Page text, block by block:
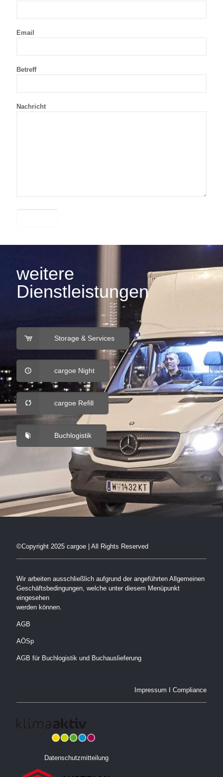
Email
Betreff
Nachricht
weitere
Dienstleistungen
Storage & Services
cargoe Night
cargoe Refill
Buchlogistik
©Copyright 2025 cargoe | All Rights Reserved
Wir arbeiten ausschließlich aufgrund der angeführten Allgemeinen
Geschäftsbedingungen, welche unter diesem Menüpunkt
eingesehen
werden können.
AGB
AÖSp
AGB für Buchlogistik und Buchauslieferung
Impressum Compliance
Datenschutzmitteilung